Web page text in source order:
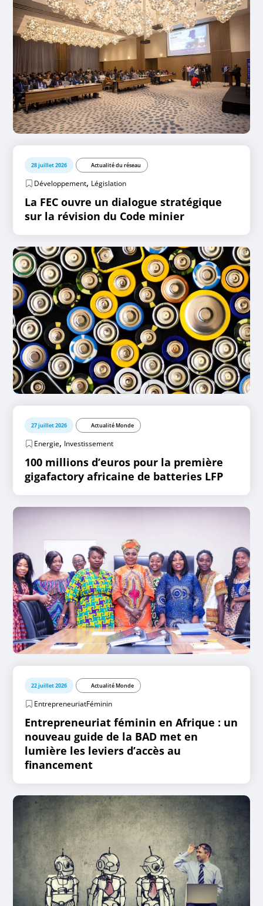
28 juillet 2026 Actualité du réseau
Développement, Législation
La FEC ouvre un dialogue stratégique
sur la révision du Code minier
27 juillet 2026 Actualité Monde
Energie, Investissement
100 millions d’euros pour la première
gigafactory africaine de batteries LFP
22 juillet 2026 Actualité Monde
EntrepreneuriatFéminin
Entrepreneuriat féminin en Afrique : un
nouveau guide de la BAD met en
lumière les leviers d’accès au
financement